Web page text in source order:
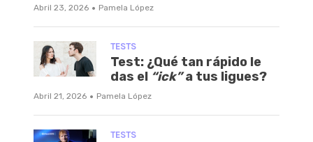
Abril 23, 2026 · Pamela López
TESTS
Test: ¿Qué tan rápido le
das el “ick”a tus ligues?
Abril 21, 2026 · Pamela López
TESTS